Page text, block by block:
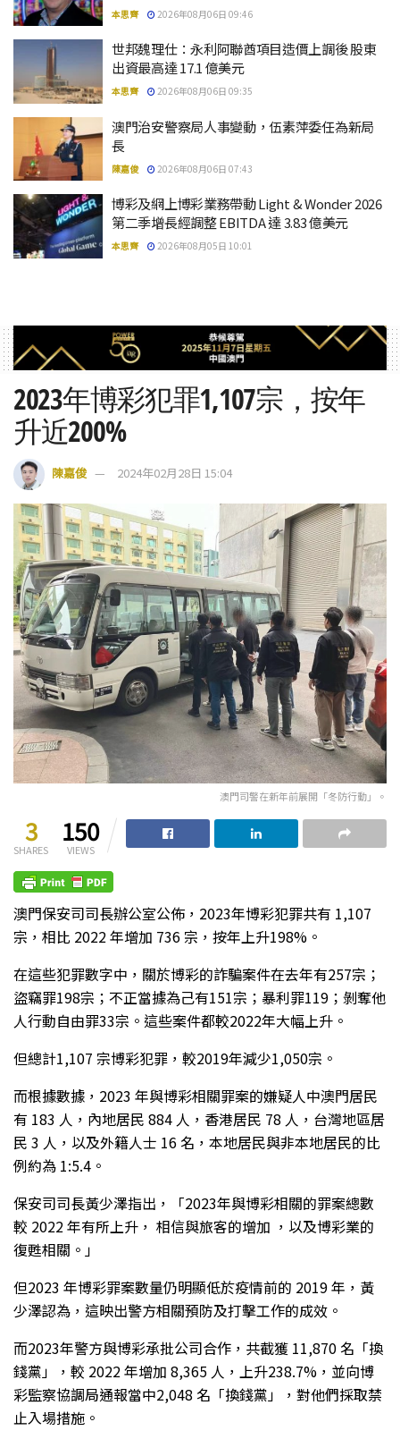
本思齊 2026年08月06日 09:46
世邦魏理仕：永利阿聯酋項目造價上調後 股東
出資最高達 17.1 億美元
本思齊 2026年08月06日 09:35
澳門治安警察局人事變動，伍素萍委任為新局
長
陳嘉俊 2026年08月06日 07:43
博彩及網上博彩業務帶動 Light & Wonder 2026
第二季增長經調整 EBITDA 達 3.83 億美元
本思齊 2026年08月05日 10:01
2023年博彩犯罪1,107宗，按年
升近200%
陳嘉俊 2024年02月28日 15:04
澳門司警在新年前展開「冬防行動」。
3
SHARES
150
VIEWS
澳門保安司司長辦公室公佈，2023年博彩犯罪共有 1,107
宗，相比 2022 年增加 736 宗，按年上升198%。
在這些犯罪數字中，關於博彩的詐騙案件在去年有257宗；
盜竊罪198宗；不正當據為己有151宗；暴利罪119；剝奪他
人行動自由罪33宗。這些案件都較2022年大幅上升。
但總計1,107 宗博彩犯罪，較2019年減少1,050宗。
而根據數據，2023 年與博彩相關罪案的嫌疑人中澳門居民
有 183 人，內地居民 884 人，香港居民 78 人，台灣地區居
民 3 人，以及外籍人士 16 名，本地居民與非本地居民的比
例約為 1:5.4。
保安司司長黃少澤指出，「2023年與博彩相關的罪案總數
較 2022 年有所上升， 相信與旅客的增加 ，以及博彩業的
復甦相關。」
但2023 年博彩罪案數量仍明顯低於疫情前的 2019 年，黃
少澤認為，這映出警方相關預防及打擊工作的成效。
而2023年警方與博彩承批公司合作，共截獲 11,870 名「換
錢黨」，較 2022 年增加 8,365 人，上升238.7%，並向博
彩監察協調局通報當中2,048 名「換錢黨」，對他們採取禁
止入場措施。